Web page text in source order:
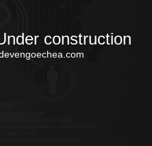
construction